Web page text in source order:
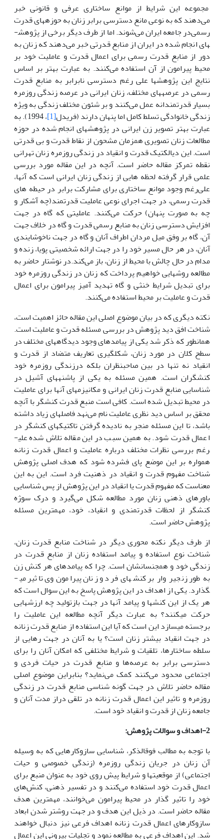
مجموعه این شرایط از موانع ساختاری عرفی و قانونی خبر
می‌دهند که به نوعی مانع دست­رسی برابر زنان به حوزه­های قدرت
رسمی‌در جامعه ایران می‌شوند. اما از طرف دیگر برخی از پژوهش­
های انجام شده در ایران از منابع قدرتی خبر می‌دهند که زنان به
دور از منابع قدرت رسمی برای اعمال قدرت و عاملیت خود بر
محیط پیرامون از آن استفاده می‌کنند. به عبارت بهتر بر اساس
نتایج این پژوهش­ها علی رغم دسترسی نابرابر به منابع قدرت
رسمی ‌در عرصه­های مختلف، زنان ایرانی در عرصه زندگی روزمره
بسیار قدرتمندانه عمل می‌کنند و بر شئون مختلف زندگی به ویژه
زندگی خانوادگی تسلط کامل اما پنهان دارند (فریدل[1]
، 1994). به
عبارت بهتر تصویر زن ایرانی در پژوهش­های انجام شده در حوزه
مطالعات زنان تصویری همزمان مشحون از نقاط قدرت و بی قدرتی
است. این دیالکتیک قدرت و انقیاد در زندگی روزمره زنان تهرانی
نقطه تمرکز مقاله حاضر است. آنچه در این مقاله مورد بررسی
علمی قرار گرفته لحظه هایی از زندگی زنان ایرانی است که آنها،
علی‌رغم وجود موانع ساختاری برای مشارکت برابر در حیطه های
قدرت رسمی، در جهت اجرای نوعی عاملیت قدرتمند(چه آشکار و
چه به صورت پنهان) حرکت می‌کنند. عاملیتی که گاه در جهت
افزایش دسترسی زنان به منابع رسمی قدرت و گاه در خلاف جهت
آن، گاه بر وفق میل مردان اطراف آنان و گاه در جهت ناخوشایندی
آنان، در هر حال مسیر خود را در جهت ارائه شخصیتی پویا، زنده و
مدام در حال چالش با محیط از زنان، باز می‌کند.در نوشتار حاضر به
مطالعه روشهایی خواهیم پرداخت که زنان در زندگی روزمره خود
برای تبدیل شرایط خنثی و گاه تهدید آمیز پیرامون برای اعمال
قدرت و عاملیت بر محیط استفاده می‌کنند.
نکته دیگری که در بیان موضوع اصلی این مقاله حائز اهمیت است،
شناخت افق دید پژوهش در بررسی مسئله قدرت و عاملیت است.
همان­طور که ذکر شد یکی از پیامدهای وجود دیدگاه­های مختلف در
سطح کلان در مورد زنان، شکل­گیری تعاریف متضاد از قدرت و
انقیاد نه تنها در بین صاحبنظران بلکه درزندگی روزمره خود
کنشگران است. همین مسئله به یکی از پاشنه­های آشیل در
شناسایی منابع قدرت زنان ایرانی و مکانیزم­های آن­ها برای عاملیت
در محیط تبدیل شده است. کافی است منبع قدرت کنشگر با آنچه
محقق بر اساس دید نظری عاملیت نام می‌نهد فاصله­ای زیاد داشته
باشد، تا این مسئله منجر به نادیده گرفتن تاکتیک­های کنشگر در
اعمال قدرت شود. به همین سبب در این مقاله تلاش شده علی­
رغم بررسی نظرات مختلف درباره عاملیت و اعمال قدرت زنانه
همواره بر این موضع پای فشرده شود که هدف اصلی پژوهش
شناخت مفهوم قدرت و انقیاد در ذهنیت فرد است. این به این
معناست که مفهوم قدرت یا انقیاد در این پژوهش از پس شناسایی
باورهای ذهنی زنان مورد مطالعه شکل می‌گیرد و درک سوژه
کنشگر از لحظات قدرتمندی و انقیاد، خود، مهمترین مسئله
پژوهش حاضر است.
از طرف دیگر نکته محوری دیگر در شناخت منابع قدرت زنان،
شناخت نوع استفاده و پیامد استفاده زنان از منابع قدرت در
زندگی خود و هم­جنسان­شان است. چرا که پیامدهای هر کنش زن
به طور زنجیر وار بر کنش­های فرد و زنان پیرامون وی تاثیر می­
گذارد. یکی از اهداف در این پژوهش پاسخ به این سوال است که
هر یک از این کنش­ها و پیامد آن­ها در جهت بازتولید چه ارزش­هایی
حرکت می­کنند؟ به عبارت دیگر آنچه مطالعه این عاملیت را
برجسته می­سازد این است که آیا این استفاده از منابع قدرت زنانه
در جهت انقیاد بیشتر زنان است؟ یا به آنان در جهت رهایی از
سلطه ساختارها، تلقیات و شرایط مختلفی که امکان آنان را برای
دسترسی برابر به عرصه‌ها و منابع قدرت در حیات فردی و
اجتماعی محدود می‌کنند کمک می‌نماید؟ بنابراین موضوع اصلی
مقاله حاضر تلاش در جهت گونه شناسی منابع قدرت در زندگی
روزمره و تاثیر این اعمال قدرت زنانه در تلقی دراز مدت آنان و
جامعه زنان از قدرت و انقیاد خود است.
2-اهداف و سوالات پژوهش:
با توجه به مطالب فوق­الذکر، شناسایی سازوکارهایی که به وسیله
آن زنان در جریان زندگی روزمره (زندگی خصوصی و حیات
اجتماعی) از موقعیت­ها و شرایط پیش روی خود به عنوان منبع برای
اعمال قدرت خود استفاده می‌کنند و در تفسیر ذهنی، کنش‌های
خود را تاثیر گذار در محیط پیرامون می‌خوانند، مهمترین هدف
مقاله حاضر است. در ذیل این هدف و در جهت روش­تر شدن ابعاد
سازوکارهای اعمال قدرت زنانه اهداف فرعی نیز دنبال خواهند
شد. این اهداف فرعی به مطالعه نمود و تجلیات بیرونی این اعمال